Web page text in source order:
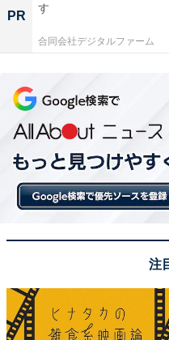
PR
す
合同会社デジタルファーム
注